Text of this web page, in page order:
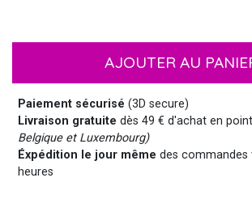
AJOUTER AU
Paiement sécurisé (3D secure)
Livraison gratuite dès 49 € d'achat en
Belgique et Luxembourg)
Éxpédition le jour même des commandes
heures